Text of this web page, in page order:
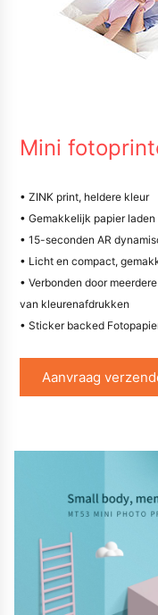
Mini
• ZINK print, heldere kleur
• Gemakkelijk papier laden
• 15-seconden AR
• Licht en compact,
• Verbonden door
van kleurenafdrukken
• Sticker backed
Aanvraag